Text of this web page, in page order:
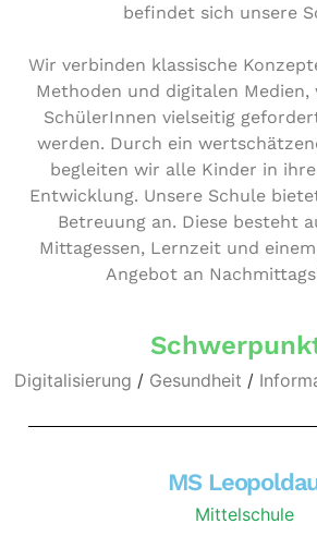
befindet sich unsere
Wir verbinden klas­si­sche
Methoden und digitalen
Schü­le­rIn­nen viel­sei­tig
werden. Durch ein
begleiten wir alle Kinder in
Ent­wick­lung. Unsere Schule
Betreuung an. Diese besteht
Mit­tag­essen, Lernzeit und
Angebot an
Digitalisierung / Gesundheit /
MS
Mittelschule